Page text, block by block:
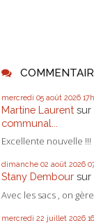
mercredi 05 août 2026
Martine Laurent sur
communal...
Excellente nouvelle !!!
dimanche 02 août 2026
Stany Dembour sur
Avec les sacs , on
mercredi 22 juillet 2026